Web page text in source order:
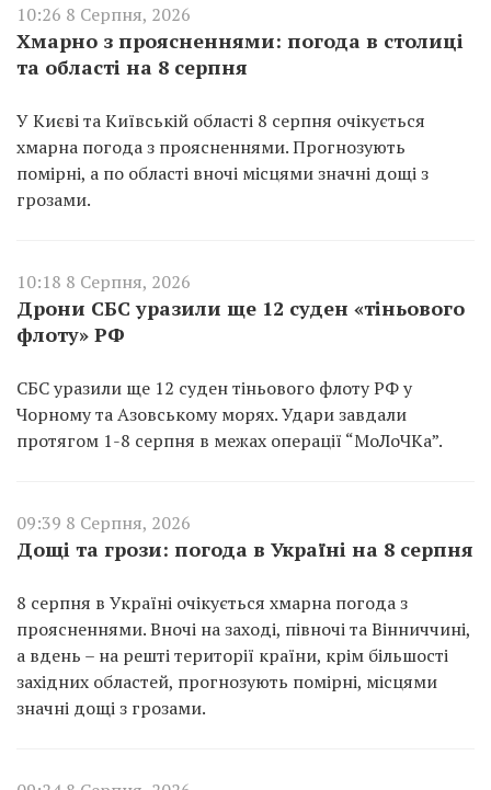
10:26 8 Серпня, 2026
Хмарно з проясненнями: погода в столиці
та області на 8 серпня
У Києві та Київській області 8 серпня очікується
хмарна погода з проясненнями. Прогнозують
помірні, а по області вночі місцями значні дощі з
грозами.
10:18 8 Серпня, 2026
Дрони СБС уразили ще 12 суден «тіньового
флоту» РФ
СБС уразили ще 12 суден тіньового флоту РФ у
Чорному та Азовському морях. Удари завдали
протягом 1-8 серпня в межах операції “МоЛоЧКа”.
09:39 8 Серпня, 2026
Дощі та грози: погода в Україні на 8 серпня
8 серпня в Україні очікується хмарна погода з
проясненнями. Вночі на заході, півночі та Вінниччині,
а вдень – на решті території країни, крім більшості
західних областей, прогнозують помірні, місцями
значні дощі з грозами.